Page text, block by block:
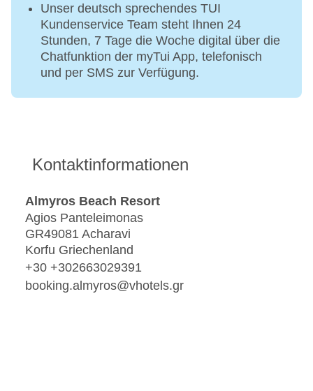
Unser deutsch sprechendes TUI
Kundenservice Team steht Ihnen 24
Stunden, 7 Tage die Woche digital über die
Chatfunktion der myTui App, telefonisch
und per SMS zur Verfügung.
Kontaktinformationen
Almyros Beach Resort
Agios Panteleimonas
GR49081 Acharavi
Korfu Griechenland
+30 +302663029391
booking.almyros@vhotels.gr